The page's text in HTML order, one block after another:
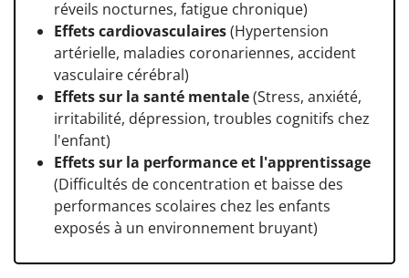
réveils nocturnes, fatigue chronique)
Effets cardiovasculaires(Hypertension
artérielle, maladies coronariennes, accident
vasculaire cérébral)
Effets sur la santé mentale(Stress, anxiété,
irritabilité, dépression, troubles cognitifs chez
l'enfant)
Effets sur la performance et l'apprentissage
(Difficultés de concentration et baisse des
performances scolaires chez les enfants
exposés à un environnement bruyant)